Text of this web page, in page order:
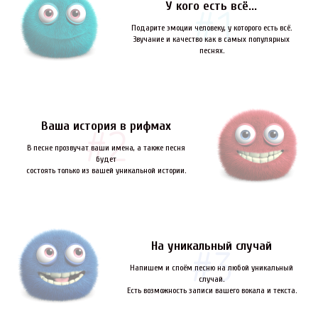
У кого есть всё...
Подарите эмоции человеку, у которого есть всё.
Звучание и качество как в самых популярных
песнях.
Ваша история в рифмах
В песне прозвучат ваши имена, а также песня
будет
состоять только из вашей уникальной истории.
На уникальный случай
Напишем и споём песню на любой уникальный
случай.
Есть возможность записи вашего вокала и текста.